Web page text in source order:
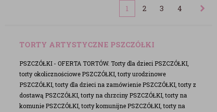
1 2 3 4
TORTY ARTYSTYCZNE PSZCZÓŁKI
PSZCZÓŁKI - OFERTA TORTÓW. Torty dla dzieci PSZCZÓŁKI,
torty okolicznościowe PSZCZÓŁKI, torty urodzinowe
PSZCZÓŁKI, torty dla dzieci na zamówienie PSZCZÓŁKI, torty z
dostawą PSZCZÓŁKI, torty na chrzciny PSZCZÓŁKI, torty na
komunie PSZCZÓŁKI, torty komunijne PSZCZÓŁKI, torty na